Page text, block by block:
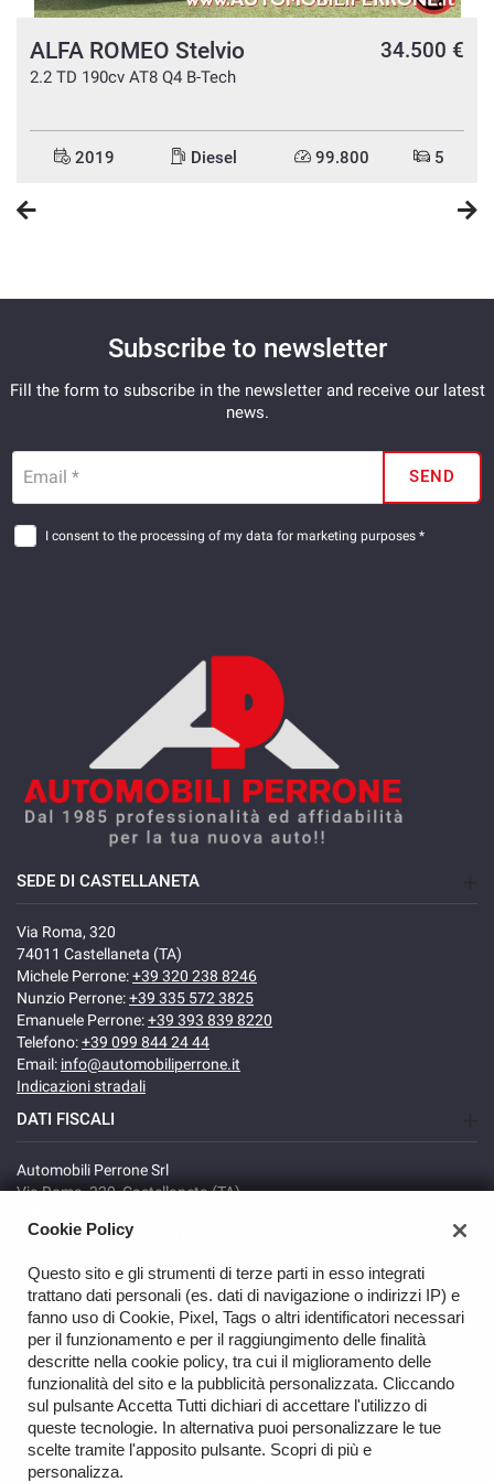
- Wir sprechen Deutsch
- Hablamos españolPossibilità di estensione di garanzia a
24/36/48 mesi.
ALFA ROMEO Stelvio
2.2 TD 190cv AT8 Q4 B-Tech
34.500 €
2019 Diesel 99.800 5
Subscribe to newsletter
Fill the form to subscribe in the newsletter and receive our latest
news.
Email * SEND
I consent to the processing of my data for marketing purposes *
SEDE DI CASTELLANETA
Via Roma, 320
74011 Castellaneta (TA)
Michele Perrone:+39 320 238 8246
Nunzio Perrone:+39 335 572 3825
Emanuele Perrone:+39 393 839 8220
Telefono:+39 099 844 24 44
Email: info@automobiliperrone.it
Indicazioni stradali
DATI FISCALI
Automobili Perrone Srl
Via Roma, 320, Castellaneta (TA)
Registro delle imprese: TA
Copyright © 2026 Automobili Perrone Srl - VAT 02735640738 -
Cookie Policy
Questo sito e gli strumenti di terze parti in esso integrati
trattano dati personali (es. dati di navigazione o indirizzi IP) e
fanno uso di Cookie, Pixel, Tags o altri identificatori necessari
per il funzionamento e per il raggiungimento delle finalità
descritte nella cookie policy, tra cui il miglioramento delle
funzionalità del sito e la pubblicità personalizzata. Cliccando
sul pulsante Accetta Tutti dichiari di accettare l'utilizzo di
queste tecnologie. In alternativa puoi personalizzare le tue
scelte tramite l'apposito pulsante. Scopri di più e
personalizza.